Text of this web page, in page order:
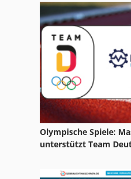
Ga 11 Ff
Gl 172
Hsc 20 Linear
Idx 23
International 2674
Olympische Spiele:
unterstützt Team